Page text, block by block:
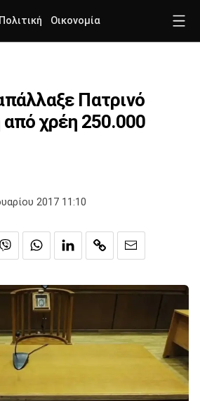
Πολιτική Οικονομία
Πατρινό
από χρέη 250.000
2017 11:10